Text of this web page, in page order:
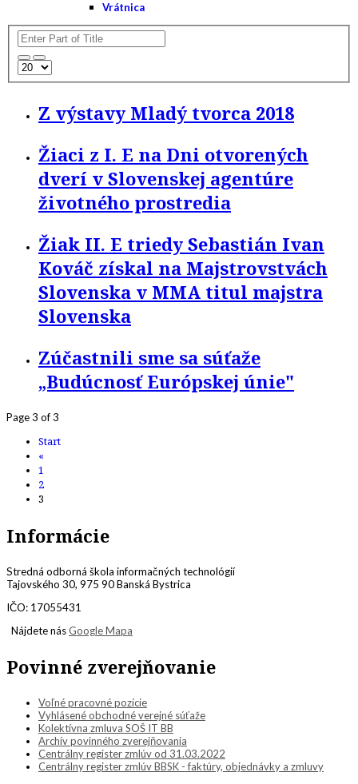
Vrátnica
Z výstavy Mladý tvorca 2018
Žiaci z I. E na Dni otvorených
dverí v Slovenskej agentúre
životného prostredia
Žiak II. E triedy Sebastián Ivan
Kováč získal na Majstrovstvách
Slovenska v MMA titul majstra
Slovenska
Zúčastnili sme sa súťaže
„Budúcnosť Európskej únie"
Page 3 of 3
Start
«
1
2
3
Informácie
Stredná odborná škola informačných technológií
Tajovského 30, 975 90 Banská Bystrica
IČO: 17055431
Nájdete násGoogle Mapa
Povinné zverejňovanie
Voľné pracovné pozície
Vyhlásené obchodné verejné súťaže
Kolektívna zmluva SOŠ IT BB
Archív povinného zverejňovania
Centrálny register zmlúv od 31.03.2022
Centrálny register zmlúv BBSK - faktúry, objednávky a zmluvy